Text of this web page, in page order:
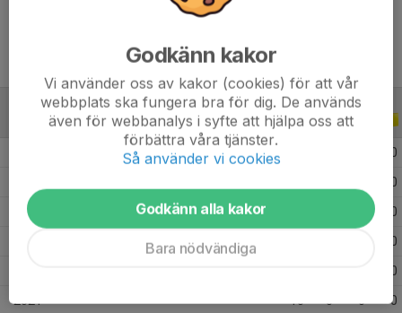
ALLA SERIER ALLA ÅR
0
0
2024 0
0
0
2021 10 0 0 0
Godkänn kakor
Vi använder oss av kakor (cookies) för att vår
webbplats ska fungera bra för dig. De används
även för webbanalys i syfte att hjälpa oss att
förbättra våra tjänster.
Så använder vi cookies
Godkänn alla kakor
Bara nödvändiga